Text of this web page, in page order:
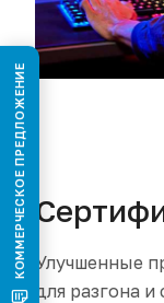
Улучшенные
для разгона
КОММЕРЧЕСКОЕ ПРЕДЛОЖЕНИЕ